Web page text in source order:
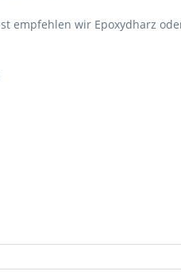
empfehlen wir Epoxydharz